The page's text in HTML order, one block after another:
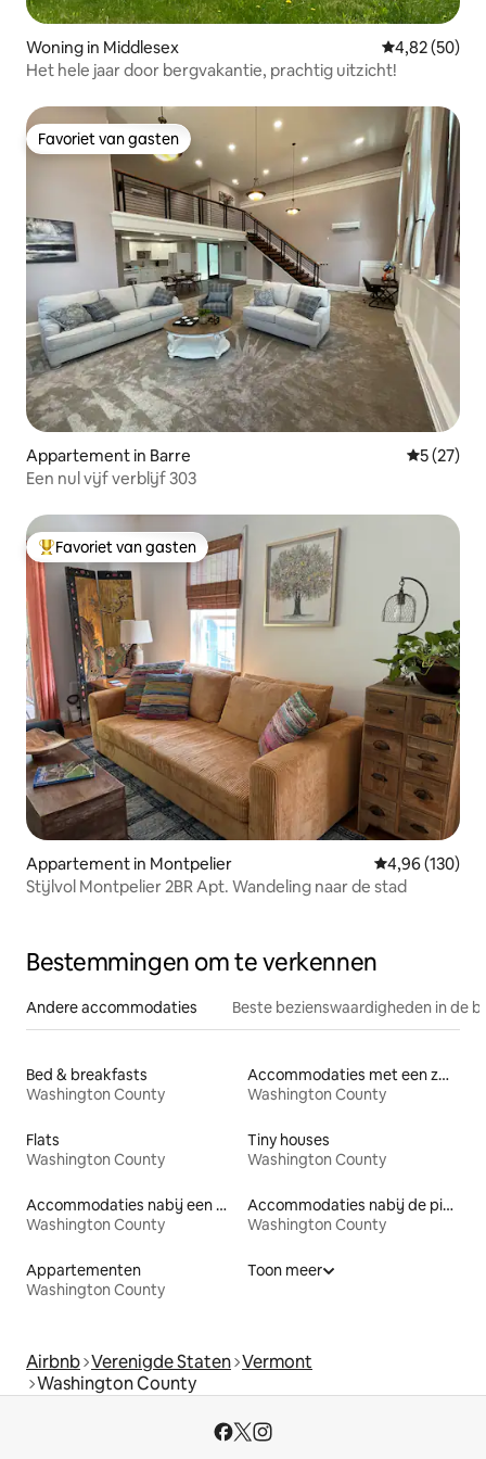
Woning in Middlesex Gemiddelde
4,82 (50)
Het hele jaar door bergvakantie, prachtig uitzicht!
Favoriet van gasten
Favoriet van gasten
Appartement in Barre
5 (27)
Een nul vijf verblijf 303
Topfavoriet van gasten
Favoriet van gasten
Appartement in Montpelier Gemiddelde
4,96 (130)
Stijlvol Montpelier 2BR Apt. Wandeling naar de stad
Bestemmingen om te verkennen
Andere accommodaties Beste bezienswaardigheden in de
Bed & breakfasts
Washington County
Accommodaties met een zwembad
Washington County
Flats
Washington County
Tiny houses
Washington County
Accommodaties nabij een meer
Washington County
Accommodaties nabij de piste
Washington County
Appartementen
Washington County
Toon meer
Airbnb Verenigde Staten Vermont
Washington County